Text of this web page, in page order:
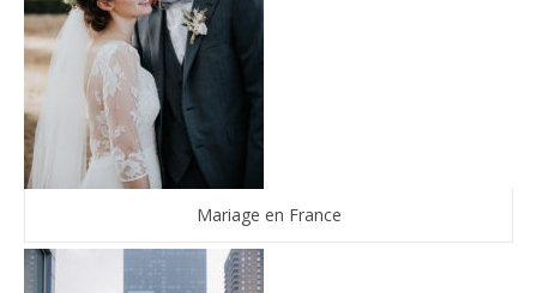
Mariage en France